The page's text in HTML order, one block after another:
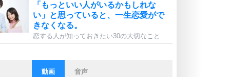
「もっといい人がいるかもしれな
い」と思っていると、一生恋愛がで
きなくなる。
恋する人が知っておきたい30の大切なこと
ストレス対策
動画 音声